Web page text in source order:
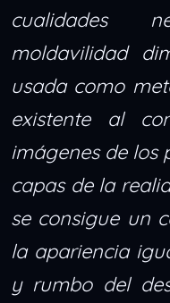
cualidades
moldavilidad
usada como
existente al
imágenes de los
capas de la
se consigue un
la apariencia
y rumbo del